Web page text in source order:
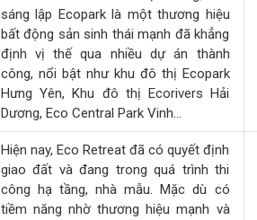
sáng lập Ecopark là một thương hiệu
bất động sản sinh thái mạnh đã khẳng
định vị thế qua nhiều dự án thành
công, nổi bật như khu đô thị Ecopark
Hưng Yên, Khu đô thị Ecorivers Hải
Dương, Eco Central Park Vinh…
Hiện nay, Eco Retreat đã có quyết định
giao đất và đang trong quá trình thi
công hạ tầng, nhà mẫu. Mặc dù có
tiềm năng nhờ thương hiệu mạnh và